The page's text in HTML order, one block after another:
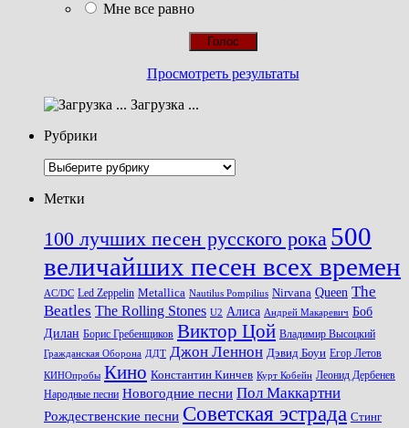
Мне все равно
Просмотреть результаты
Загрузка ...
Рубрики
Рубрики
Метки
100 лучших песен русского рока 500
величайших песен всех времен
AC/DC Led Zeppelin Metallica Nautilus Pompilius Nirvana Queen The
Beatles The Rolling Stones U2 Алиса Андрей Макаревич Боб
Дилан Борис Гребенщиков Виктор Цой Владимир Высоцкий
Гражданская Оборона ДДТ Джон Леннон Дэвид Боуи Егор Летов
КИНОпробы Кино Константин Кинчев Курт Кобейн Леонид Дербенев
Народные песни Новогодние песни Пол Маккартни
Рождественские песни Советская эстрада Стинг